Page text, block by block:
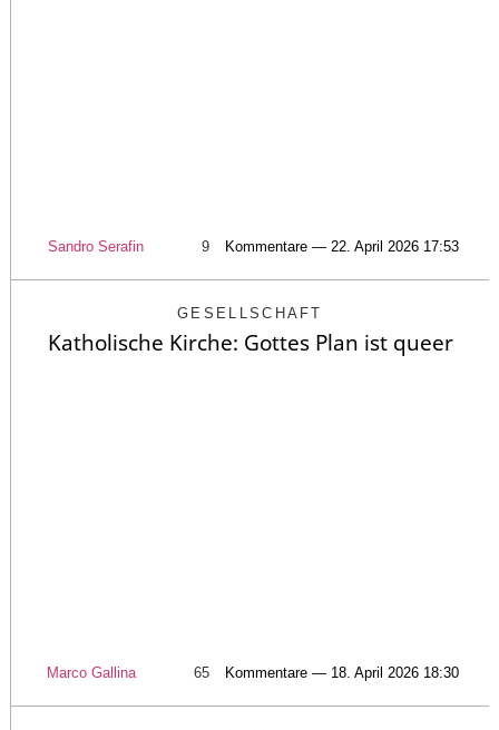
Sandro Serafin 9 Kommentare — 22. April 2026 17:53
GESELLSCHAFT
Katholische Kirche: Gottes Plan ist queer
Marco Gallina 65 Kommentare — 18. April 2026 18:30